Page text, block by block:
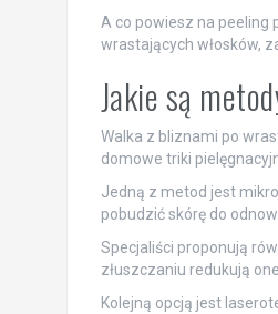
A co powiesz na peeling
wrastających włosków,
Jakie są
Walka z bliznami po
domowe triki
Jedną z metod jest
pobudzić skórę do
Specjaliści proponują
złuszczaniu redukują
Kolejną opcją jest